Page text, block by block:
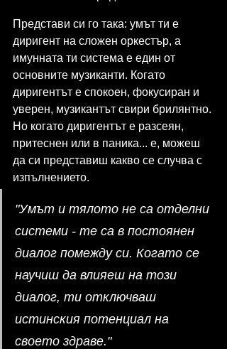
Представи си го така: умът ти е
диригент на сложен оркестър, а
имунната ти система е един от
основните музиканти. Когато
диригентът е спокоен, фокусиран и
уверен, музикантът свири брилянтно.
Но когато диригентът е разсеян,
притеснен или в паника... е, можеш
да си представиш какво се случва с
изпълнението.
"Умът и тялото не са отделни
системи - те са в постоянен
диалог помежду си. Когато се
научиш да влияеш на този
диалог, ти отключваш
истинския потенциал на
своето здраве."